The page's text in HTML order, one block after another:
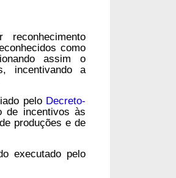
como
assim o
incentivando a
pelo Decreto-
de incentivos às
produções e de
executado pelo